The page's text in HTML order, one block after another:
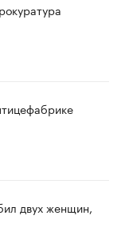
двух женщин,